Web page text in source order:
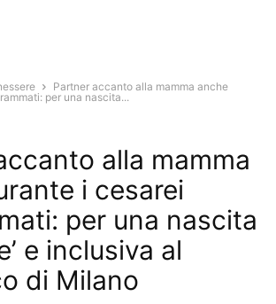
Partner accanto alla mamma anche
per una nascita...
alla mamma
i cesarei
per una nascita
e inclusiva al
di Milano